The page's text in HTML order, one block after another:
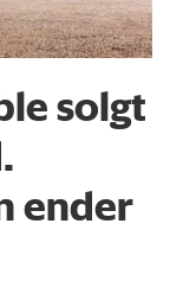
solgt
ender